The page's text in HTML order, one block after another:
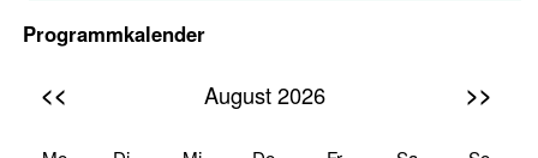
Programmkalender
<< August 2026 >>